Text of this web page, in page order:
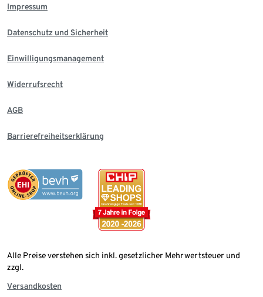
Impressum
Datenschutz und Sicherheit
Einwilligungsmanagement
Widerrufsrecht
AGB
Barrierefreiheitserklärung
Alle Preise verstehen sich inkl. gesetzlicher Mehrwertsteuer und
zzgl.
Versandkosten